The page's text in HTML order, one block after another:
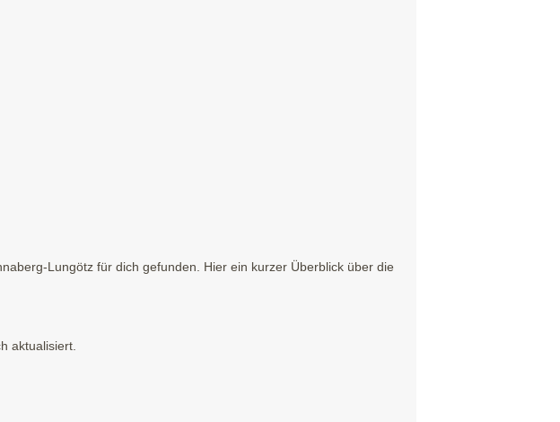
Lungötz für dich gefunden. Hier ein kurzer Überblick über die
aktualisiert.